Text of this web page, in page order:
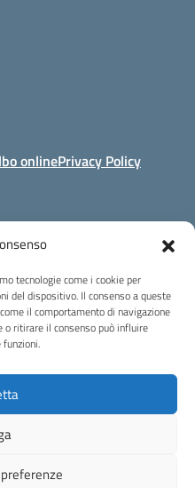
tecnologie come i cookie per
del dispositivo. Il consenso a queste
il comportamento di navigazione
o ritirare il consenso può influire
onlinePrivacy Policy
Fax 02-88.440.328